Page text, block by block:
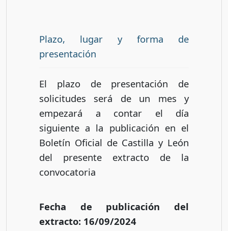
Plazo, lugar y forma de
presentación
El plazo de presentación de
solicitudes será de un mes y
empezará a contar el día
siguiente a la publicación en el
Boletín Oficial de Castilla y León
del presente extracto de la
convocatoria
Fecha de publicación del
extracto: 16/09/2024